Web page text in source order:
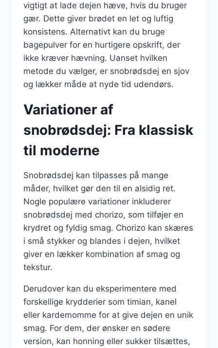
vigtigt at lade dejen hæve, hvis du bruger
gær. Dette giver brødet en let og luftig
konsistens. Alternativt kan du bruge
bagepulver for en hurtigere opskrift, der
ikke kræver hævning. Uanset hvilken
metode du vælger, er snobrødsdej en sjov
og lækker måde at nyde tid udendørs.
Variationer af
snobrødsdej: Fra klassisk
til moderne
Snobrødsdej kan tilpasses på mange
måder, hvilket gør den til en alsidig ret.
Nogle populære variationer inkluderer
snobrødsdej med chorizo, som tilføjer en
krydret og fyldig smag. Chorizo kan skæres
i små stykker og blandes i dejen, hvilket
giver en lækker kombination af smag og
tekstur.
Derudover kan du eksperimentere med
forskellige krydderier som timian, kanel
eller kardemomme for at give dejen en unik
smag. For dem, der ønsker en sødere
version, kan honning eller sukker tilsættes,